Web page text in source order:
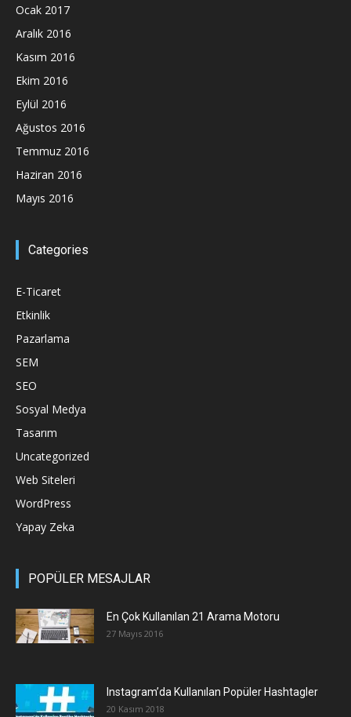
Ocak 2017
Aralık 2016
Kasım 2016
Ekim 2016
Eylül 2016
Ağustos 2016
Temmuz 2016
Haziran 2016
Mayıs 2016
Categories
E-Ticaret
Etkinlik
Pazarlama
SEM
SEO
Sosyal Medya
Tasarım
Uncategorized
Web Siteleri
WordPress
Yapay Zeka
POPÜLER MESAJLAR
En Çok Kullanılan 21 Arama Motoru
27 Mayıs 2016
Instagram’da Kullanılan Popüler Hashtagler
20 Kasım 2018